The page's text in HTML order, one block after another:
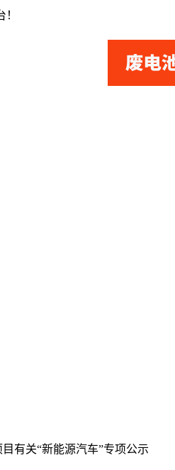
有关“新能源汽车”专项公示